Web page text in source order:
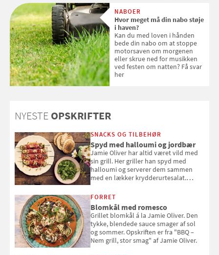
med SPF kan erstatte
solcreme, når man bevæger
sig ud i solen
NABOER
Hvor meget må din nabo støje
i haven?
Kan du med loven i hånden
bede din nabo om at stoppe
motorsaven om morgenen
eller skrue ned for musikken
ved festen om natten? Få svar
her
NYESTE OPSKRIFTER
SNACKS OG TILBEHØR
Spyd med halloumi og jordbær
Jamie Oliver har altid været vild med
sin grill. Her griller han spyd med
halloumi og serverer dem sammen
med en lækker krydderurtesalat.
smag" af Jamie Oliver.
FORRET
Blomkål med romesco
Grillet blomkål á la Jamie Oliver. Den
tykke, blendede sauce smager af sol
og sommer. Opskriften er fra "BBQ –
Nem grill, stor smag" af Jamie Oliver.